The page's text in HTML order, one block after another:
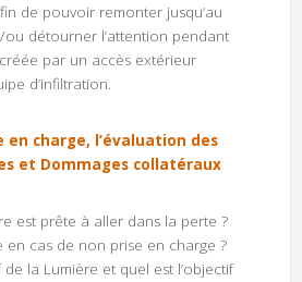
de pouvoir remonter jusqu’au
détourner l’attention pendant
par un accès extérieur
d’infiltration.
en charge, l’évaluation des
et Dommages collatéraux
est prête à aller dans la perte ?
en cas de non prise en charge ?
de la Lumière et quel est l’objectif